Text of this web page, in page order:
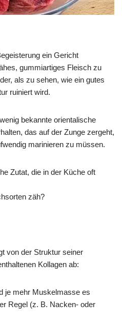
ein Gericht
gummiartiges Fleisch zu
als zu sehen, wie ein gutes
ruiniert wird.
bekannte orientalische
das auf der Zunge zergeht,
marinieren zu müssen.
Zutat, die in der Küche oft
zäh?
von der Struktur seiner
Kollagen ab:
je mehr Muskelmasse es
Regel (z. B. Nacken- oder